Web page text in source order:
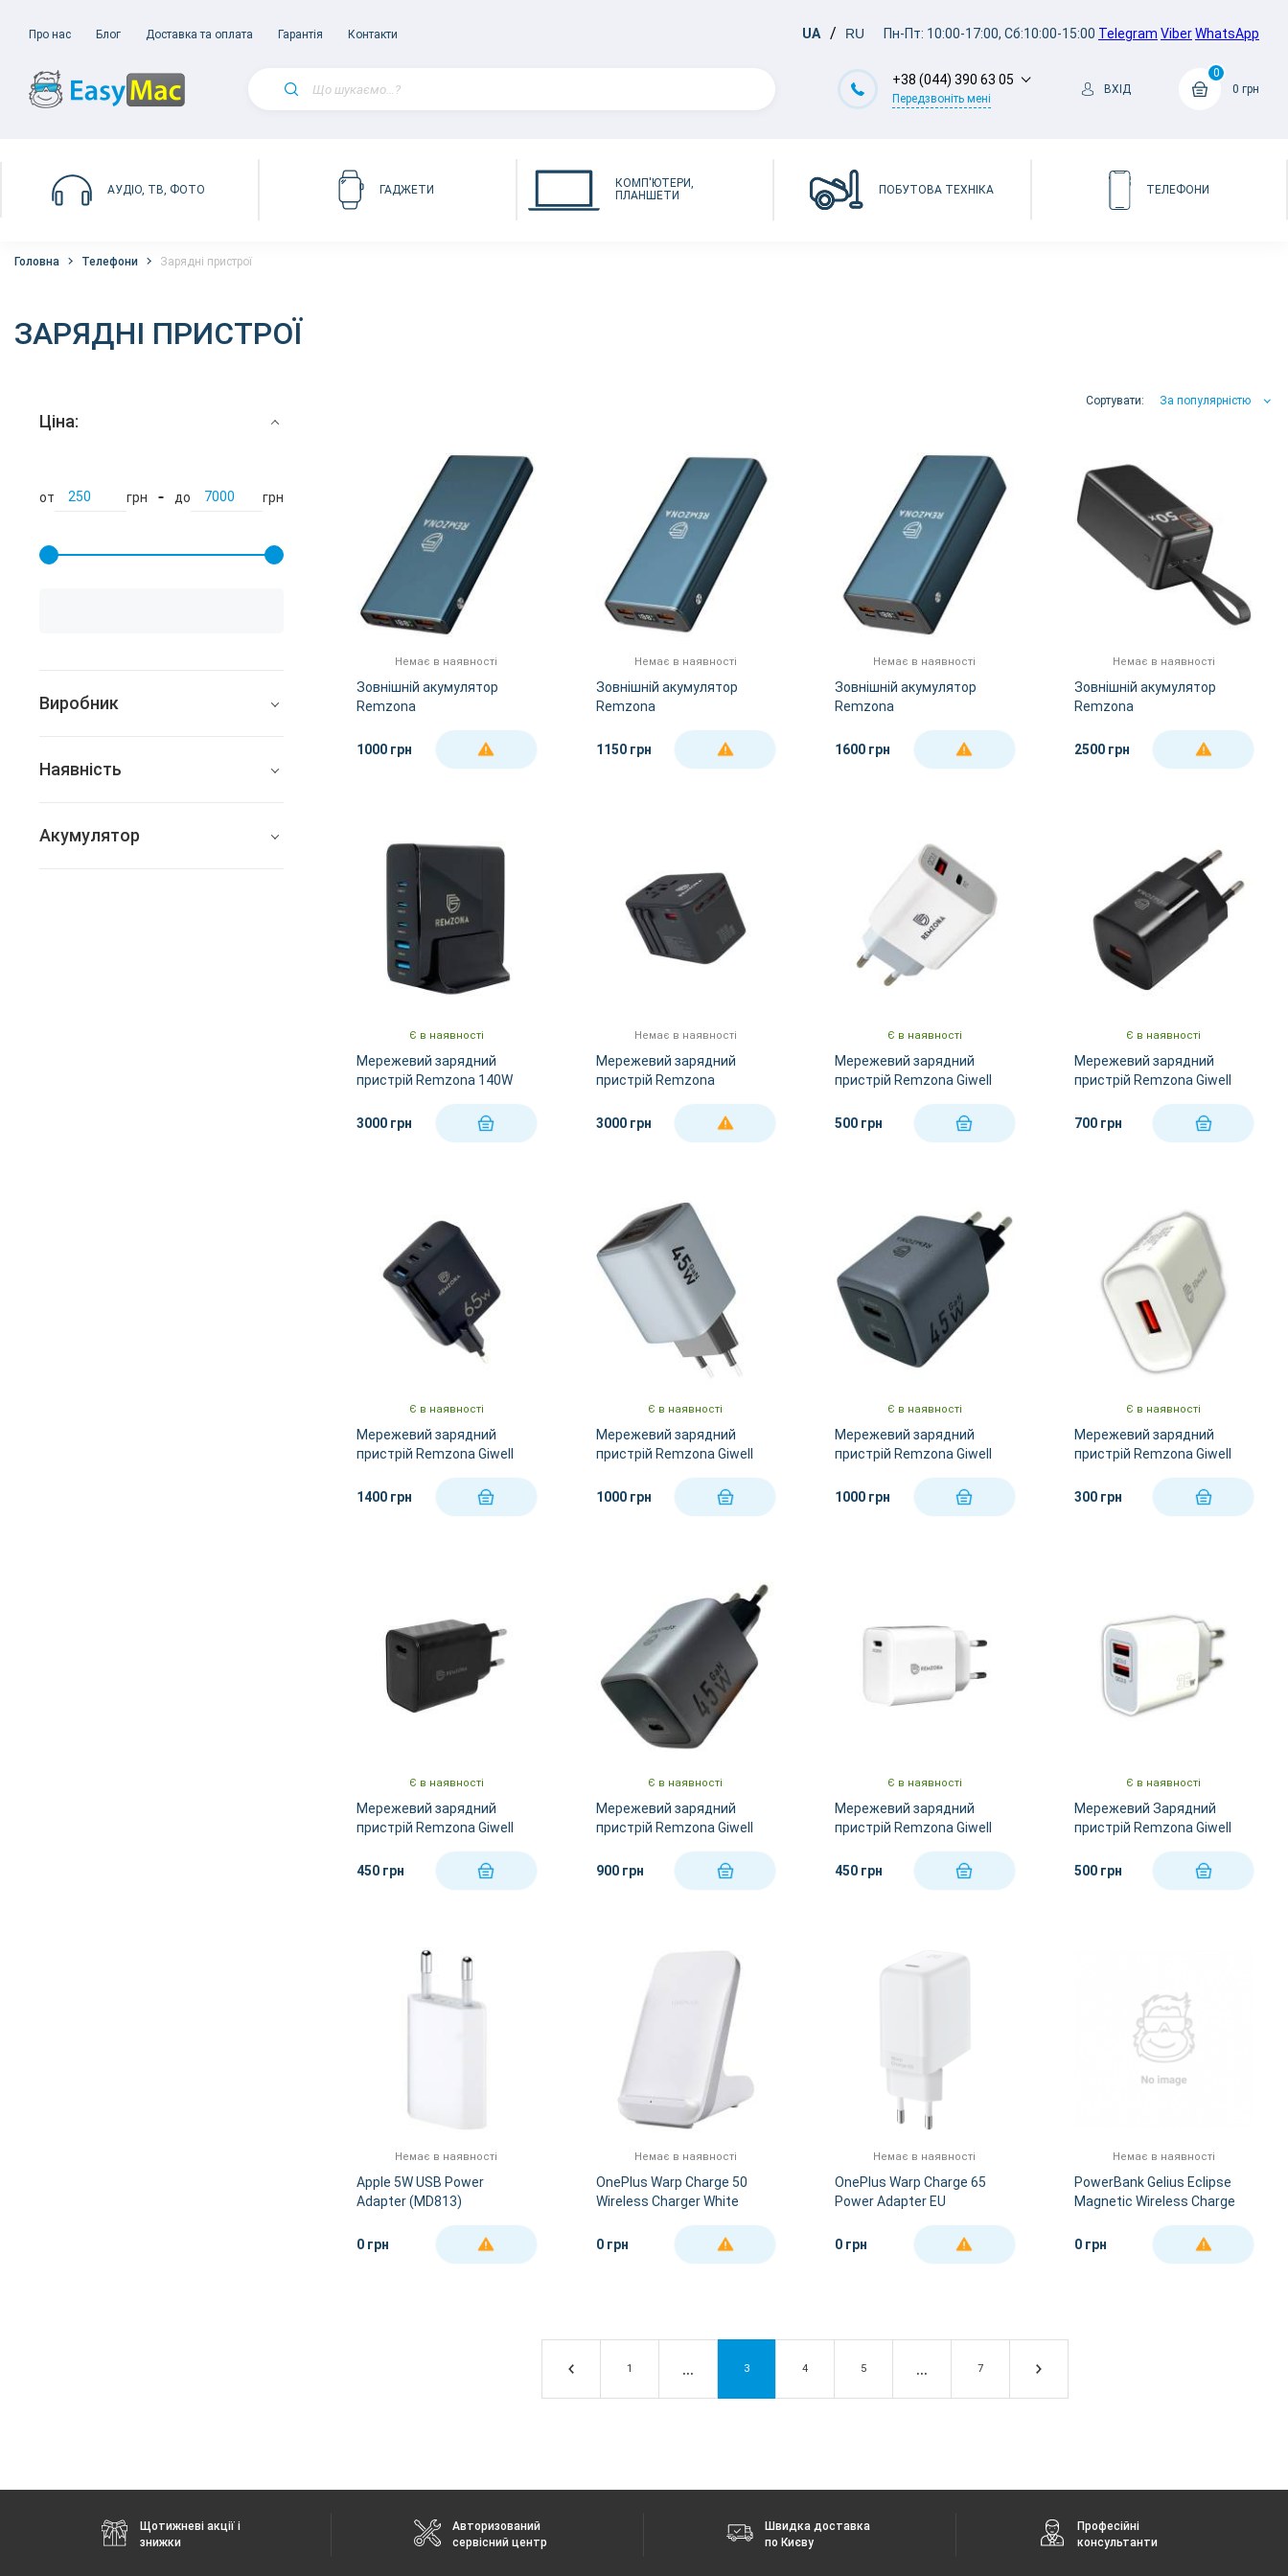
Про нас Блог Доставка та оплата Гарантія Контакти UA RU Пн-Пт: 10:00-17:00, Сб:10:00-15:00 Telegram ViberWhatsApp
+38 (044) 390 63 05
Передзвоніть мені
ВХІД
0
0 грн
АУДІО, ТВ, ФОТО ГАДЖЕТИ
КОМП'ЮТЕРИ,
ПЛАНШЕТИ
ПОБУТОВА ТЕХНІКА ТЕЛЕФОНИ
Головна Телефони Зарядні пристрої
ЗАРЯДНІ ПРИСТРОЇ
Ціна:
от грн до грн
Виробник
Baseus
Наявність
В наявності
Акумулятор
Сортувати: За популярністю
За популярністю
Немає в наявності
Зовнішній акумулятор
Remzona
1000 грн
ДЕТАЛЬНІШЕ
Немає в наявності
Зовнішній акумулятор
Remzona
1150 грн
ДЕТАЛЬНІШЕ
Немає в наявності
Зовнішній акумулятор
Remzona
1600 грн
ДЕТАЛЬНІШЕ
Немає в наявності
Зовнішній акумулятор
Remzona
2500 грн
ДЕТАЛЬНІШЕ
Є в наявності
Мережевий зарядний
пристрій Remzona 140W
3000 грн
КУПИТИ
Немає в наявності
Мережевий зарядний
пристрій Remzona
CH1ACCC-01BK
3000 грн ДЕТАЛЬНІШЕ
Є в наявності
Мережевий зарядний
пристрій Remzona Giwell
500 грн
КУПИТИ
Є в наявності
Мережевий зарядний
пристрій Remzona Giwell
700 грн
КУПИТИ
Є в наявності
Мережевий зарядний
пристрій Remzona Giwell
1400 грн
КУПИТИ
Є в наявності
Мережевий зарядний
пристрій Remzona Giwell
1000 грн
КУПИТИ
Є в наявності
Мережевий зарядний
пристрій Remzona Giwell
1000 грн
КУПИТИ
Є в наявності
Мережевий зарядний
пристрій Remzona Giwell
300 грн
КУПИТИ
Є в наявності
Мережевий зарядний
пристрій Remzona Giwell
450 грн
КУПИТИ
Є в наявності
Мережевий зарядний
пристрій Remzona Giwell
900 грн
КУПИТИ
Є в наявності
Мережевий зарядний
пристрій Remzona Giwell
450 грн
КУПИТИ
Є в наявності
Мережевий Зарядний
пристрій Remzona Giwell
500 грн
КУПИТИ
Немає в наявності
Apple 5W USB Power
Adapter (MD813)
0 грн ДЕТАЛЬНІШЕ
Немає в наявності
OnePlus Warp Charge 50
Wireless Charger White
0 грн ДЕТАЛЬНІШЕ
Немає в наявності
OnePlus Warp Charge 65
Power Adapter EU
0 грн ДЕТАЛЬНІШЕ
Немає в наявності
PowerBank Gelius Eclipse
Magnetic Wireless Charge
0 грн
ДЕТАЛЬНІШЕ
1 3 4 5 7
Щотижневі акції і
знижки
Авторизований
сервісний центр
Швидка доставка
по Києву
Професійні
консультанти